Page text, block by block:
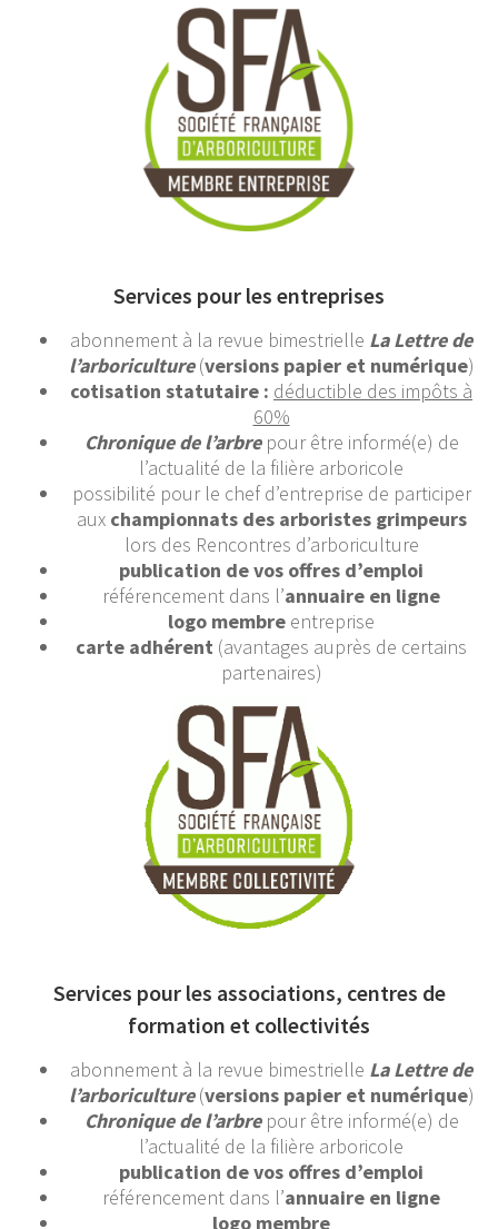
Services pour les entreprises
abonnement à la revue bimestrielle La Lettre de
l’arboriculture(versions papier et numérique)
cotisation statutaire : déductible des impôts à
60%
Chronique de l’arbre pour être informé(e) de
l’actualité de la filière arboricole
possibilité pour le chef d’entreprise de participer
aux championnats des arboristes grimpeurs
lors des Rencontres d’arboriculture
publication de vos offres d’emploi
référencement dans l’annuaire en ligne
logo membre entreprise
carte adhérent (avantages auprès de certains
partenaires)
Services pour les associations, centres de
formation et collectivités
abonnement à la revue bimestrielle La Lettre de
l’arboriculture(versions papier et numérique)
Chronique de l’arbre pour être informé(e) de
l’actualité de la filière arboricole
publication de vos offres d’emploi
référencement dans l’annuaire en ligne
logo membre